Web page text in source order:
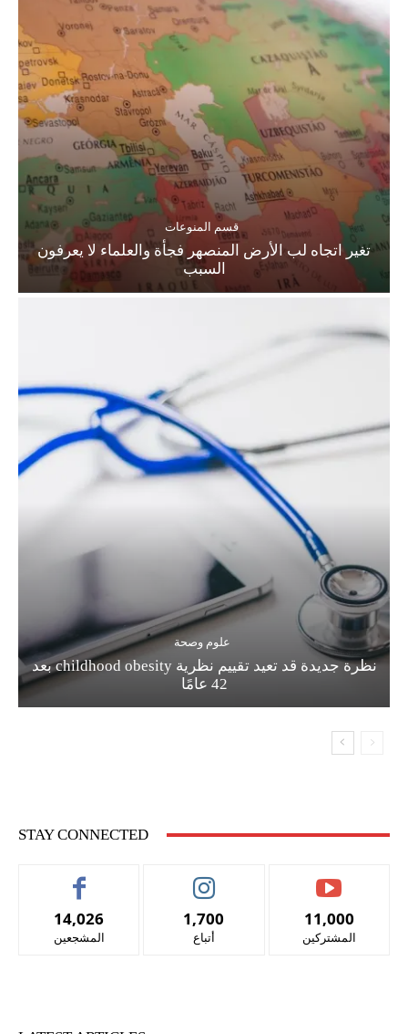
قسم المنوعات
تغير اتجاه لب الأرض المنصهر فجأة والعلماء لا يعرفون
السبب
علوم وصحة
نظرة جديدة قد تعيد تقييم نظرية childhood obesity بعد
42 عامًا
STAY CONNECTED
14,026
المشجعين
1,700
أتباع
11,000
المشتركين